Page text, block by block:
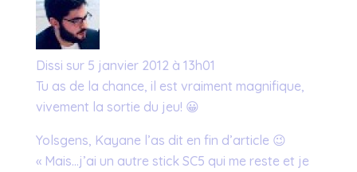
Dissi sur 5 janvier 2012 à 13h01
Tu as de la chance, il est vraiment magnifique,
vivement la sortie du jeu! 😀
Yolsgens, Kayane l’as dit en fin d’article 😉
« Mais…j’ai un autre stick SC5 qui me reste et je